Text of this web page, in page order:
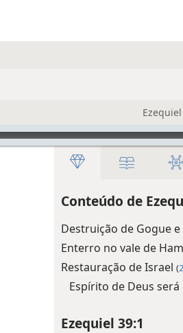
Conteúdo de
Destruição de Gogue
Enterro no vale de
Restauração de Israel (
Espírito de Deus
Ezequiel 39:1